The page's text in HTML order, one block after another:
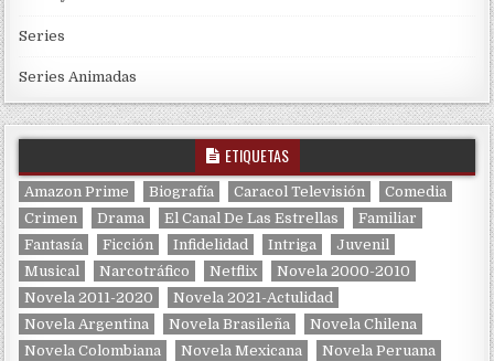
Series
Series Animadas
ETIQUETAS
Amazon Prime Biografía Caracol Televisión
Comedia
Crimen
Drama El Canal De Las Estrellas
Familiar
Fantasía
Ficción Infidelidad Intriga
Juvenil
Musical
Narcotráfico Netflix
Novela 2000-2010
Novela 2011-2020
Novela 2021-Actulidad
Novela Argentina
Novela Brasileña
Novela Chilena
Novela Colombiana
Novela Mexicana
Novela Peruana